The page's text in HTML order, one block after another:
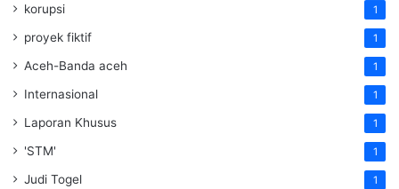
korupsi 1
proyek fiktif 1
Aceh-Banda aceh 1
Internasional 1
Laporan Khusus 1
'STM' 1
Judi Togel 1